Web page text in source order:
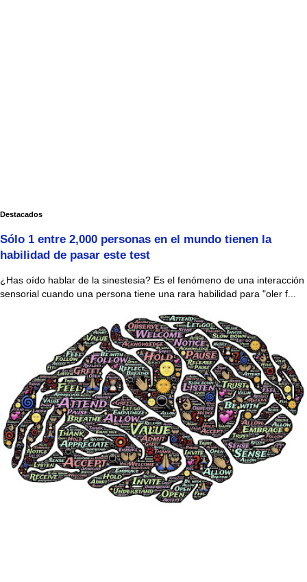
Destacados
Sólo 1 entre 2,000 personas en el mundo tienen la
habilidad de pasar este test
¿Has oído hablar de la sinestesia? Es el fenómeno de una interacción
sensorial cuando una persona tiene una rara habilidad para "oler f...